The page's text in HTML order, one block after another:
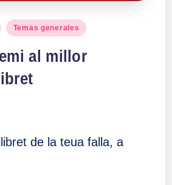
Temas generales
al millor
de la teua falla, a